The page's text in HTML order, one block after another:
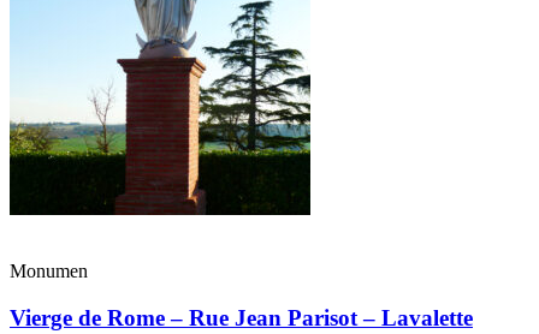
Monumen
Vierge de Rome – Rue Jean Parisot – Lavalette